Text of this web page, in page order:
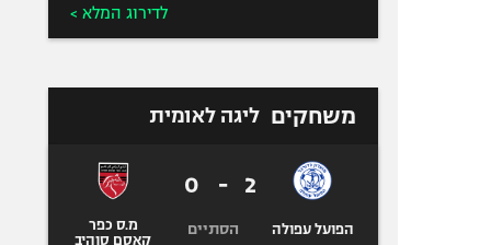
לדירוג המלא >
משחקים ליגה לאומית
הפועל עפולה
2
-
0
הסתיים
מ.ס כפר
קאסם סוהיב